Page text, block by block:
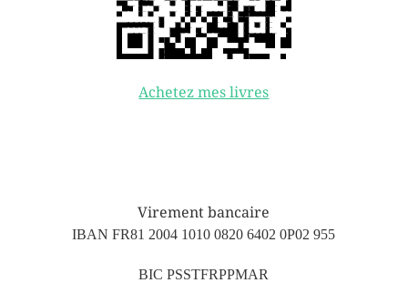
Achetez mes livres
Virement bancaire
IBAN FR81 2004 1010 0820 6402 0P02 955
BIC PSSTFRPPMAR